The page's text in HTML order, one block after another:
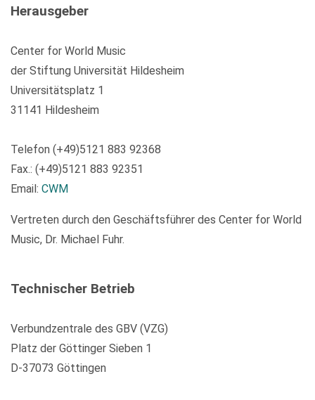
Herausgeber
Center for World Music
der Stiftung Universität Hildesheim
Universitätsplatz 1
31141 Hildesheim
Telefon (+49)5121 883 92368
Fax.: (+49)5121 883 92351
Email: CWM
Vertreten durch den Geschäftsführer des Center for World
Music, Dr. Michael Fuhr.
Technischer Betrieb
Verbundzentrale des GBV (VZG)
Platz der Göttinger Sieben 1
D-37073 Göttingen